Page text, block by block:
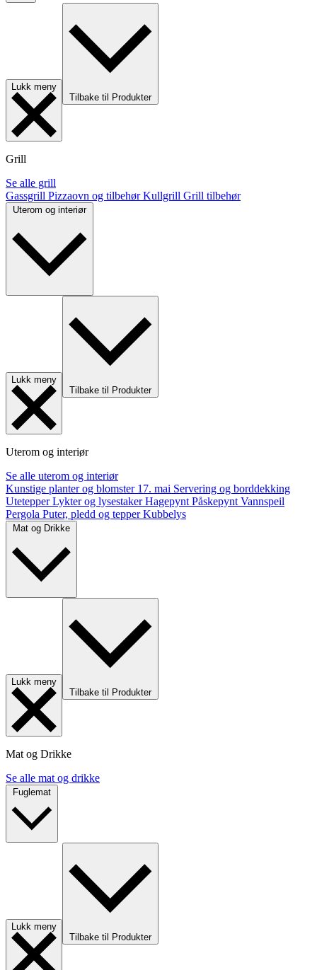
Lukk meny
Tilbake til Produkter
Grill
Se alle grill
Gassgrill Pizzaovn og tilbehørKullgrill Grill tilbehør
Uterom og interiør
Lukk meny
Tilbake til Produkter
Uterom og interiør
Se alle uterom og interiør
Kunstige planter og blomster 17. mai Servering og borddekking
UtetepperLykter og lysestakerHagepynt Påskepynt Vannspeil
Pergola Puter, pledd og tepperKubbelys
Lukk meny
Tilbake til Produkter
Mat og Drikke
Se alle mat og drikke
Lukk meny
Tilbake til Produkter